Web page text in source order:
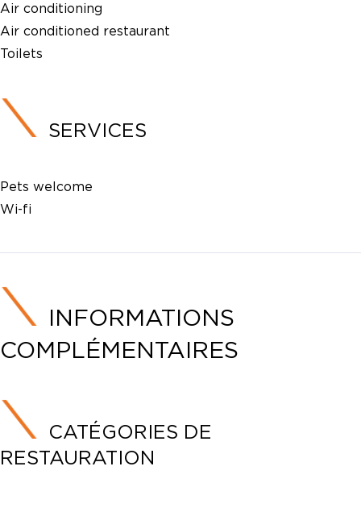
Air conditioning
Air conditioned restaurant
Toilets
SERVICES
Pets welcome
Wi-fi
INFORMATIONS
COMPLÉMENTAIRES
CATÉGORIES DE
RESTAURATION